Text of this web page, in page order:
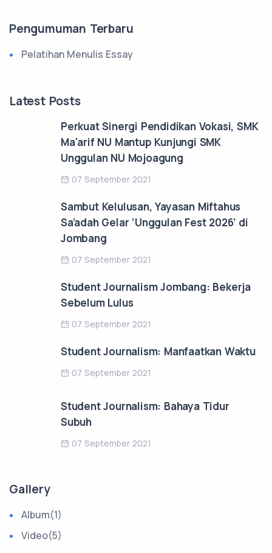
Pengumuman Terbaru
Pelatihan Menulis Essay
Latest Posts
Perkuat Sinergi Pendidikan Vokasi, SMK
Ma'arif NU Mantup Kunjungi SMK
Unggulan NU Mojoagung
07 September 2021
Sambut Kelulusan, Yayasan Miftahus
Sa’adah Gelar ‘Unggulan Fest 2026’ di
Jombang
07 September 2021
Student Journalism Jombang: Bekerja
Sebelum Lulus
07 September 2021
Student Journalism: Manfaatkan Waktu
07 September 2021
Student Journalism: Bahaya Tidur
Subuh
07 September 2021
Gallery
Album(1)
Video(5)